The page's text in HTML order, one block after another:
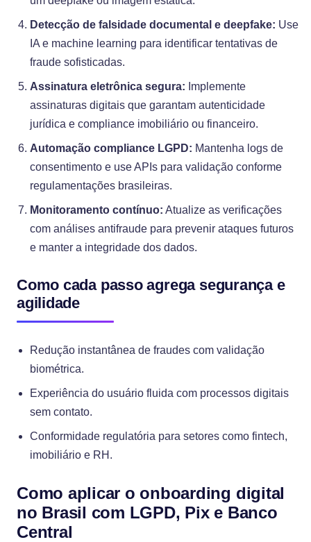
Detecção de falsidade documental e deepfake: Use
IA e machine learning para identificar tentativas de
fraude sofisticadas.
Assinatura eletrônica segura: Implemente
assinaturas digitais que garantam autenticidade
jurídica e compliance imobiliário ou financeiro.
Automação compliance LGPD: Mantenha logs de
consentimento e use APIs para validação conforme
regulamentações brasileiras.
Monitoramento contínuo: Atualize as verificações
com análises antifraude para prevenir ataques futuros
e manter a integridade dos dados.
Como cada passo agrega segurança e
agilidade
Redução instantânea de fraudes com validação
biométrica.
Experiência do usuário fluida com processos digitais
sem contato.
Conformidade regulatória para setores como fintech,
imobiliário e RH.
Como aplicar o onboarding digital
no Brasil com LGPD, Pix e Banco
Central